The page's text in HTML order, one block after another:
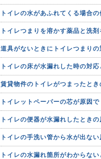
トイレの水があふれてくる場合
トイレつまりを溶かす薬品と洗
道具がないときにトイレつまりの
トイレの床が水漏れした時の対応
賃貸物件のトイレがつまったと
トイレットペーパーの芯が原因
トイレの便器が水漏れしたとき
トイレの手洗い管から水が出な
トイレの水漏れ箇所がわからな